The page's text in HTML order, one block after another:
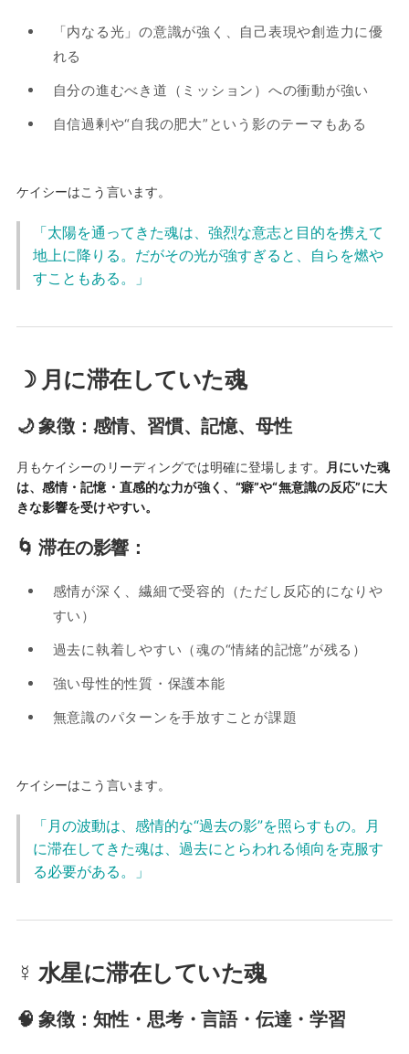
「内なる光」の意識が強く、自己表現や創造力に優
れる
自分の進むべき道（ミッション）への衝動が強い
自信過剰や“自我の肥大”という影のテーマもある
ケイシーはこう言います。
「太陽を通ってきた魂は、強烈な意志と目的を携えて
地上に降りる。だがその光が強すぎると、自らを燃や
すこともある。」
☽ 月に滞在していた魂
🌙 象徴：感情、習慣、記憶、母性
月もケイシーのリーディングでは明確に登場します。
月にいた魂
は、感情・記憶・直感的な力が強く、“癖”や“無意識の反応”に大
きな影響を受けやすい。
🌀 滞在の影響：
感情が深く、繊細で受容的（ただし反応的になりや
すい）
過去に執着しやすい（魂の“情緒的記憶”が残る）
強い母性的性質・保護本能
無意識のパターンを手放すことが課題
ケイシーはこう言います。
「月の波動は、感情的な“過去の影”を照らすもの。月
に滞在してきた魂は、過去にとらわれる傾向を克服す
る必要がある。」
☿ 水星に滞在していた魂
🧠 象徴：知性・思考・言語・伝達・学習